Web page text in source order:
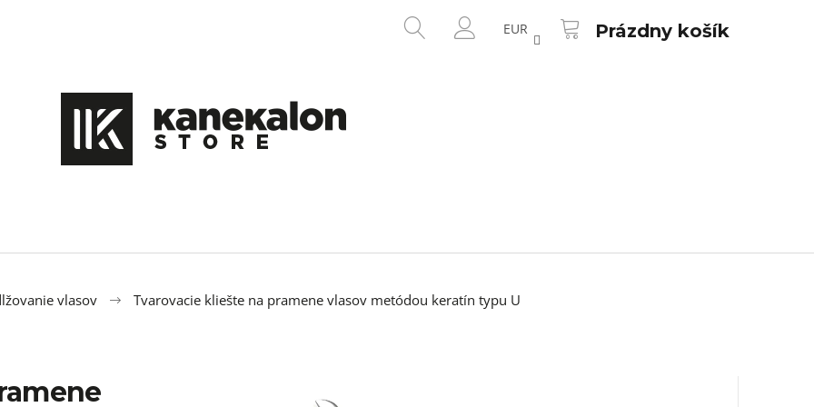
HĽADAŤ
PRIHLÁSENIE
EUR NÁKUPNÝ
KOŠÍK
Prázdny košík
vlasov Tvarovacie kliešte na pramene vlasov metódou keratín typu U
Čo potrebujete nájsť?
JUMBO BRAID KANEKALON XXL 60
PSEUDO DREADY 50CM FARBA 1